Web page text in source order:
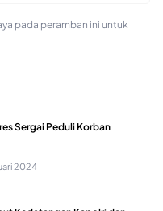
pada peramban ini untuk
Sergai Peduli Korban
2024